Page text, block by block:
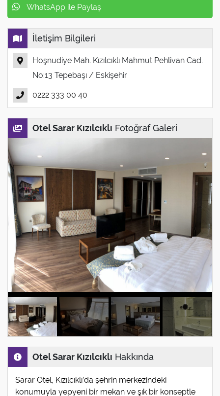
WhatsApp ile Paylaş
İletişim Bilgileri
Hoşnudiye Mah. Kızılcıklı Mahmut Pehlivan Cad.
No:13 Tepebaşı / Eskişehir
0222 333 00 40
Otel Sarar Kızılcıklı Fotoğraf Galeri
Otel Sarar Kızılcıklı Hakkında
Sarar Otel, Kızılcıklı’da şehrin merkezindeki
konumuyla yepyeni bir mekan ve şık bir konseptle